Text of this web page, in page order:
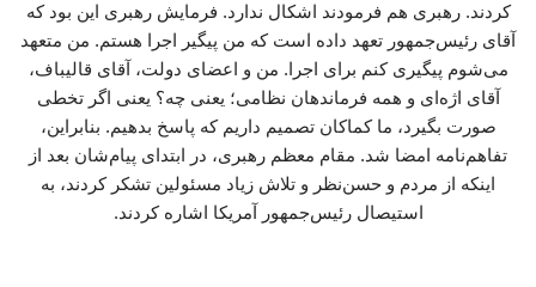
کردند. رهبری هم فرمودند اشکال ندارد. فرمایش رهبری این بود که
آقای رئیس‌جمهور تعهد داده است که من پیگیر اجرا هستم. من متعهد
می‌شوم پیگیری کنم برای اجرا. من و اعضای دولت، آقای قالیباف،
آقای اژه‌ای و همه فرماندهان نظامی؛ یعنی چه؟ یعنی اگر تخطی
صورت بگیرد، ما کماکان تصمیم داریم که پاسخ بدهیم. بنابراین،
تفاهم‌نامه امضا شد. مقام معظم رهبری، در ابتدای پیام‌شان بعد از
اینکه از مردم و حسن‌نظر و تلاش زیاد مسئولین تشکر کردند، به
استیصال رئیس‌جمهور آمریکا اشاره کردند.